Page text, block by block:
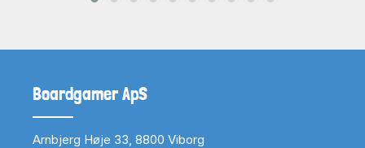
Boardgamer ApS
Arnbjerg Høje 33, 8800 Viborg